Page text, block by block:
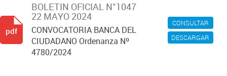
CONSULTAR
DESCARGAR
BOLETIN OFICIAL N°1047
22 MAYO 2024
CONVOCATORIA BANCA DEL
CIUDADANO Ordenanza Nº
4780/2024
pdf